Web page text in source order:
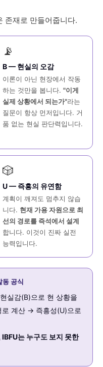
존재로 만들어줍니다.
📡
B — 현실의 오감
이론이 아닌 현장에서 작동
하는 것만을 봅니다. "이게
실제 상황에서 되는가"라는
질문이 항상 먼저입니다. 거
품 없는 현실 판단력입니다.
🎲
U — 즉흥의 유연함
계획이 깨져도 멈추지 않습
니다. 현재 가용 자원으로 최
선의 경로를 즉석에서 설계
합니다. 이것이 진짜 실전
능력입니다.
동 공식
실감(B)으로 현 상황을
계산 → 즉흥성(U)으로
는 누구도 보지 못한